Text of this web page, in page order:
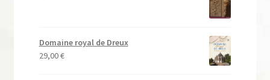
Domaine royal de Dreux
29,00€